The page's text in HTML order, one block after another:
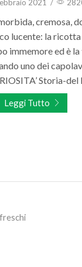
2021 /
cremosa,
lucente: la
immemore ed è
uno dei
Storia-del
Leggi Tutto